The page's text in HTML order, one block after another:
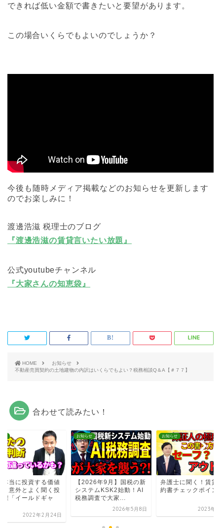
できれば低い金額で書きたいと要望があります。
この場合いくらでもよいのでしょうか？
今後も随時メディア掲載などのお知らせを更新します
のでお楽しみに！
渡邊浩滋 税理士のブログ
『渡邊浩滋の賃貸言いたい放題』
公式youtubeチャンネル
『大家さんの知恵袋』
HOME
お知らせ
不動産売買契約の土地建物の内訳はいくらでもよい？税務相談Q＆A【＃７７】
合わせて読みたい！
本当に投資する価値
？意外とよく聞く投
標「イールドギャ
2022年2月24日
お知らせ
【2026年9月】国税の新
システムKSK2始動！AI
税務調査で大家...
2026年5月8日
お知らせ
弁護士に聞く！賃貸
約書チェックポイン
2023年5